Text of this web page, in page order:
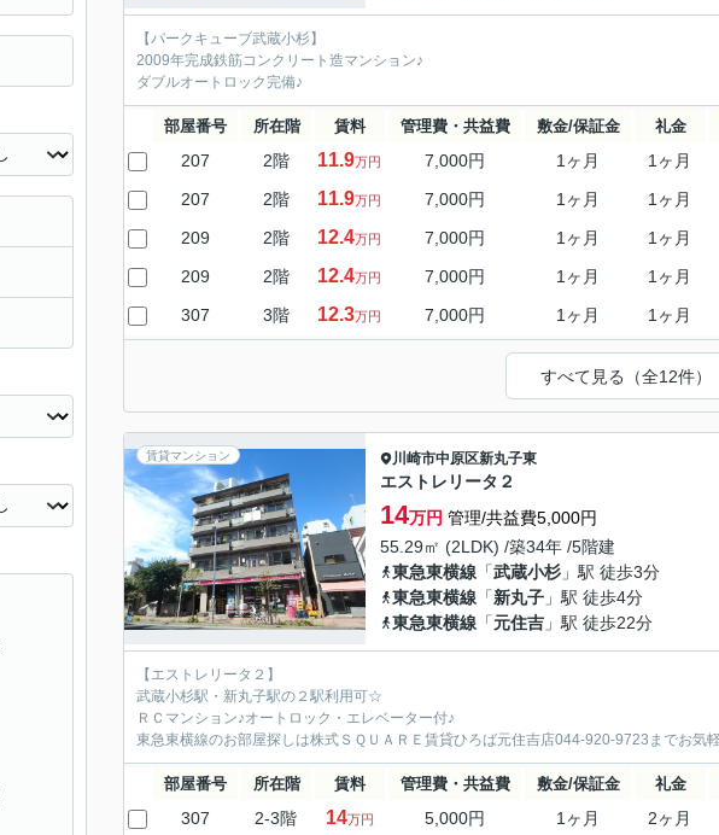
【パークキューブ武蔵小杉】
2009年完成鉄筋コンクリート造マンション♪
ダブルオートロック完備♪
部屋番号 所在階 賃料 管理費・共益費 敷金/保証金 礼金
207 2階 11.9万円 7,000円 1ヶ月 1ヶ月
207 2階 11.9万円 7,000円 1ヶ月 1ヶ月
209 2階 12.4万円 7,000円 1ヶ月 1ヶ月
209 2階 12.4万円 7,000円 1ヶ月 1ヶ月
307 3階 12.3万円 7,000円 1ヶ月 1ヶ月
すべて見る（全12件）
賃貸マンション 川崎市中原区新丸子東
エストレリータ２
14万円 管理/共益費5,000円
55.29㎡ (2LDK) /築34年 /5階建
東急東横線 「武蔵小杉 」駅 徒歩3分
東急東横線 「新丸子 」駅 徒歩4分
東急東横線 「元住吉 」駅 徒歩22分
【エストレリータ２】
武蔵小杉駅・新丸子駅の２駅利用可☆
ＲＣマンション♪オートロック・エレベーター付♪
東急東横線のお部屋探しは株式ＳＱＵＡＲＥ賃貸ひろば元住吉店044-920-9723までお気
部屋番号 所在階 賃料 管理費・共益費 敷金/保証金 礼金
307 2-3階 14万円 5,000円 1ヶ月 2ヶ月